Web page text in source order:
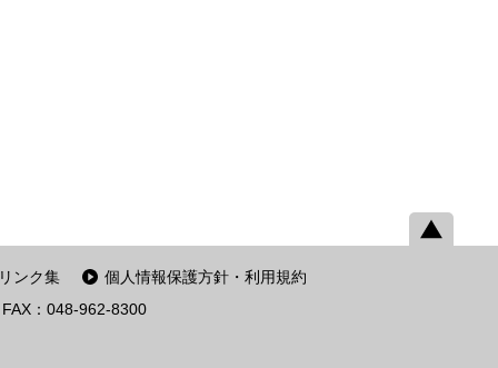
リンク集 個人情報保護方針・利用規約
FAX：048-962-8300